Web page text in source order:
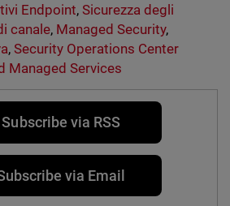
Endpoint,Sicurezza degli
canale, Managed Security,
, Security Operations Center
Managed Services
Subscribe via RSS
via Email